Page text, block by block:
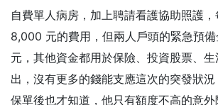
自費單人病房，加上聘請看護協助照護
8,000 元的費用，但兩人戶頭的緊急預
元，其他資金都用於保險、投資股票、
出，沒有更多的錢能支應這次的突發狀
保單後也才知道，他只有額度不高的意